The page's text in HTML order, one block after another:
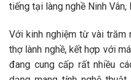
tiếng tại làng nghề Ninh Vân,
Với kinh nghiệm từ vài trăm
thợ lành nghề, kết hợp với
đang cung cấp rất nhiều